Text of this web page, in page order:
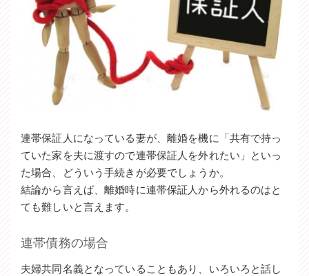
連帯保証人になっている妻が、離婚を機に「共有で持っ
ていた家を夫に渡すので連帯保証人を外れたい」といっ
た場合、どういう手続きが必要でしょうか。
結論から言えば、離婚時に連帯保証人から外れるのはと
ても難しいと言えます。
連帯債務の場合
夫婦共同名義となっていることもあり、いろいろと話し